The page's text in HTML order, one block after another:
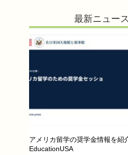
最新ニュース
アメリカ留学の奨学金情報を紹
EducationUSA